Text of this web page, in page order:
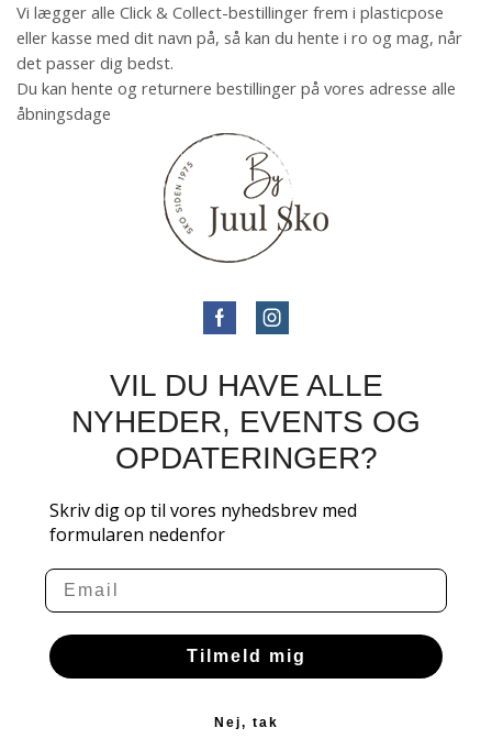
Vi lægger alle Click & Collect-bestillinger frem i plasticpose
eller kasse med dit navn på, så kan du hente i ro og mag, når
det passer dig bedst.
Du kan hente og returnere bestillinger på vores adresse alle
åbningsdage
VIL DU HAVE ALLE
NYHEDER, EVENTS OG
OPDATERINGER?
Skriv dig op til vores nyhedsbrev med
formularen nedenfor
Email
Tilmeld mig
Nej, tak